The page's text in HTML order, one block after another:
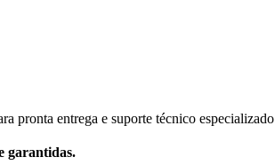
pronta entrega e suporte técnico
garantidas.